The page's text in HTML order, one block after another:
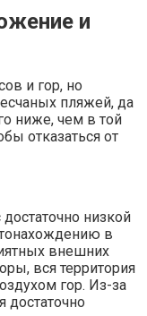
и
и гор, но
пляжей, да
ниже, чем в той
отказаться от
низкой
в
внешних
вся территория
гор. Из-за
достаточно